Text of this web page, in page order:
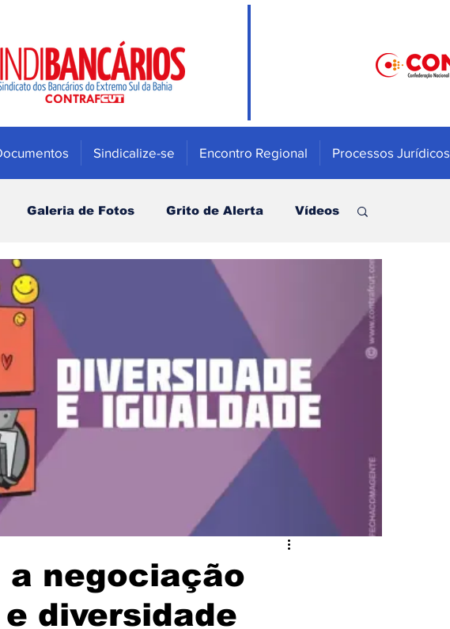
Sindicalize-se Encontro Regional Processos Jurídicos
Galeria de Fotos Grito de Alerta Vídeos
Previdência e Fundos de pensão
Saúde Campanha
Assembleia Mercantil
a negociação
diversidade